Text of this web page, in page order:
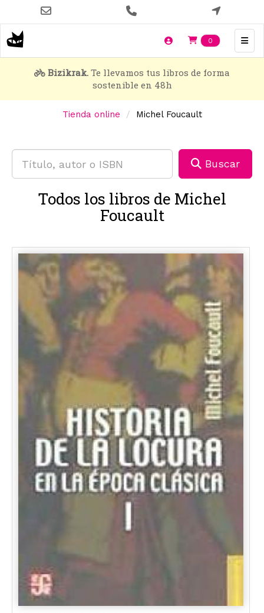
contenido
principal
0 Items en
Bizikrak. Te llevamos tus libros de forma
sostenible en 48h
Tienda online Michel Foucault
Buscar
Todos los libros de Michel
Foucault